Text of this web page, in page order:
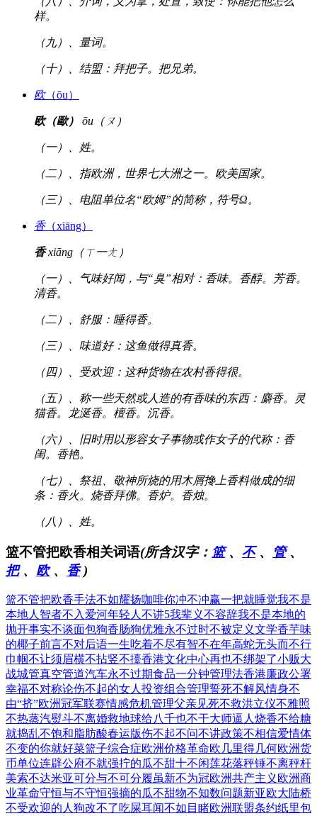
样。
（九）、量词。
（十）、结盟：拜把子。把兄弟。
欧（ōu）
欧（歐） ōu（ㄡ）
（一）、姓。
（二）、指欧洲，世界七大洲之一。欧美国家。
（三）、电阻单位名“欧姆”的简称，符号Ω。
香（xiāng）
香xiāng（ㄒ一ㄤ）
（一）、气味好闻，与“臭”相对：香味。香醇。芳香。
清香。
（二）、舒服：睡得香。
（三）、味道好：这鱼做得真香。
（四）、受欢迎：这种货物在农村香得很。
（五）、称一些天然或人造的有香味的东西：麝香。灵
猫香。龙涎香。檀香。沉香。
（六）、旧时用以形容女子事物或作女子的代称：香
闺。香艳。
（七）、祭祖、敬神所烧的用木屑搀上香料做成的细
条：香火。烧香拜佛。香炉。香烛。
（八）、姓。
篮不管把欧香相关词语(所含汉字： 篮、 不、 管、
把、 欧、 香)
篮不管把欧香手法不如耀扬咖啡你冲不冲赢一把就睡觉我不是
本地人 智者不入爱河年轻人不讲5我辈义不容辞我不是本地的
抛开事实不谈面包狗香肠狗优雅永不过时不被定义文学香芋味
的椰子前言不对后语一生吃着不尽有智不在年高蛇无头而不行
巾帼不让须眉横不拈竖不擡香港文化中心再也不绑架了小贩大
战城管真空管道汽车永不过期食品一分钟管理法香港廉政公署
幸福不对称论伤不起的女人 投资组合管理誓死不解风情身不
由“挤”欧洲冠军联赛情感危机管理父亲见死不救洪立仪不雅照
不热蒸汽熨斗不离婚救地球给八千也不干大师逼人烧香不给糖
就捣乱不饱和脂肪酸春运版伤不起不问不讲政策不相信爱情体
不变的你就好菜篮子综合症欧洲价格革命欧几里得几何欧洲货
币单位连辟公府不就强拧的瓜不甜十不闲莲花落秤锤不离秤杆
美索不达米亚可分与不可分履虽新不为冠欧洲共产主义 欧洲商
业革命守恒与不守恒强摘的瓜不甜物不知数问题新亚欧大陆桥
不受欢迎的人 狗改不了吃屎耳闻不如目睹欧洲联盟条约纸里包